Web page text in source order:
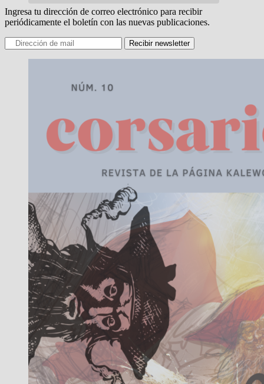
Ingresa tu dirección de correo electrónico para recibir
periódicamente el boletín con las nuevas publicaciones.
Recibir newsletter